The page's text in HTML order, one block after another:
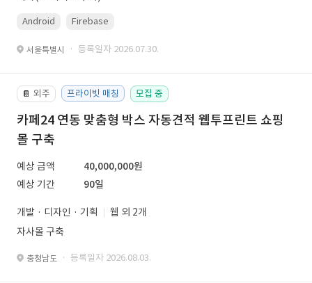
Android Firebase
서울특별시 · 등록일자 2026.07.30.
📔 외주 프라이빗 매칭 모집 중
카페24 연동 맞춤형 박스 자동견적 웹투프린트 쇼핑
몰 구축
예상 금액
40,000,000원
예상 기간
90일
개발 · 디자인 · 기획
웹 외 2개
자사몰 구축
충청남도 · 등록일자 2026.08.03.